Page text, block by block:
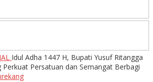
Idul Adha 1447 H, Bupati Yusuf Ritangga
Perkuat Persatuan dan Semangat Berbagi